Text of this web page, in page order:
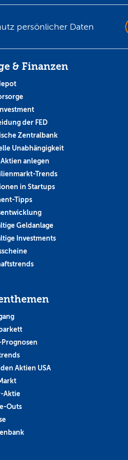
persönlicher Daten
& Finanzen
der FED
Zentralbank
Unabhängigkeit
anlegen
Trends
in Startups
Tipps
Geldanlage
Investments
Prognosen
Aktien USA
Aktie
Outs